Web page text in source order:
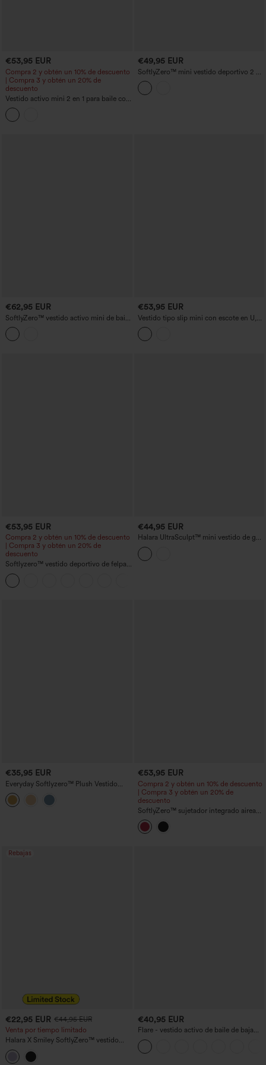
€53,95 EUR
Compra 2 y obtén un 10% de descuento
| Compra 3 y obtén un 20% de
descuento
Vestido activo mini 2 en 1 para baile con
sujetador integrado, estampado floral
pequeño y bolsillos - Edición Easy
Peezy
€49,95 EUR
SoftlyZero™ mini vestido deportivo 2 en
1 para yoga de felpa (plush) con escote
en V, sujetador integrado, lazo lateral y
bolsillos — Edición Easy Peezy
€62,95 EUR
SoftlyZero™ vestido activo mini de baile
2 en 1 con sujetador incorporado, malla
a contraste y bolsillos - Edición Easy
Peezy
€53,95 EUR
Vestido tipo slip mini con escote en U,
espalda descubierta con tirantes
cruzados, plisado, bajo asimétrico,
sujetador integrado 2 en 1, para
€53,95 EUR
Compra 2 y obtén un 10% de descuento
| Compra 3 y obtén un 20% de
descuento
Softlyzero™ vestido deportivo de felpa
con control abdominal y bolsillos - Easy
Peezy Edition
€44,95 EUR
Halara UltraSculpt™ mini vestido de golf
sin mangas con cuello alto simulado,
bloques de color y bolsillos
€35,95 EUR
Everyday Softlyzero™ Plush Vestido
actividad sin espalda 2-in-1 -Risa
€53,95 EUR
Compra 2 y obtén un 10% de descuento
| Compra 3 y obtén un 20% de
descuento
SoftlyZero™ sujetador integrado aireado
— vestido deportivo mini de tenis 2 en 1
InstantCool con bolsillos, copas DD–F
— Easy Peezy Edition
Rebajas
€22,95 EUR €44,95 EUR
Venta por tiempo limitado
Halara X Smiley SoftlyZero™ vestido
activo de baile, ligero y sin espalda, con
detalle torsionado y falda acampanada,
€40,95 EUR
Flare - vestido activo de baile de baja
sujeción - mayor longitud - Easy Peezy
Edition - copas DD-F